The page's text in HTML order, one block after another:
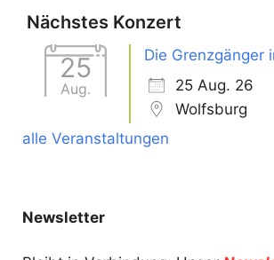
Nächstes Konzert
25
Aug.
Die Grenzgänger
25 Aug. 26
Wolfsburg
alle Veranstaltungen
Newsletter